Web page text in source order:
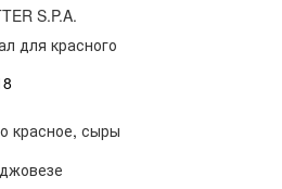
S.P.A.
для красного
красное, сыры